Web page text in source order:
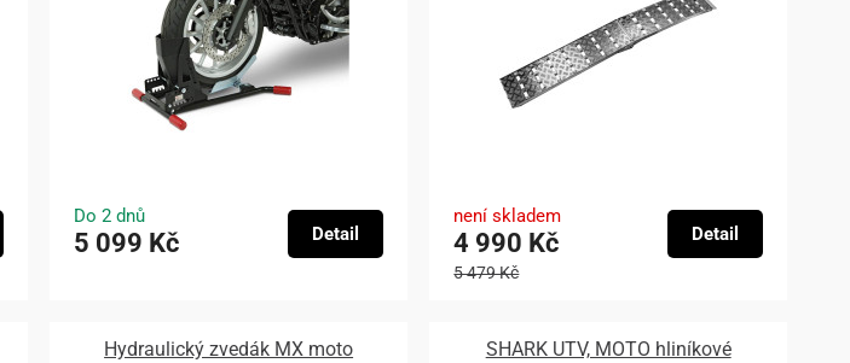
Do 2 dnů
5 099 Kč Detail
není skladem
4 990 Kč
5 479 Kč
Detail
Hydraulický zvedák MX moto
SHARK UTV, MOTO hliníkové